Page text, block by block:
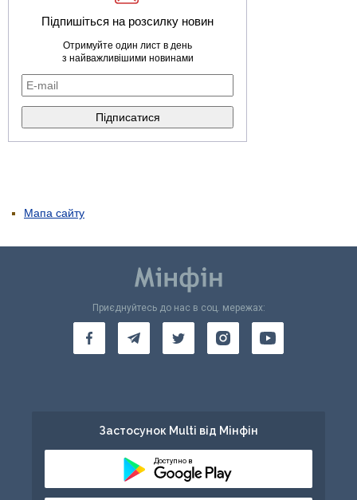
Підпишіться на розсилку новин
Отримуйте один лист в день
з найважливішими новинами
Мапа сайту
Приєднуйтесь до нас в соц. мережах:
Застосунок Multi від Мінфін
Доступно в